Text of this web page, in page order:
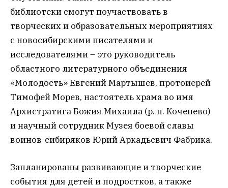
библиотеки смогут поучаствовать в
творческих и образовательных мероприятиях
с новосибирскими писателями и
исследователями – это руководитель
областного литературного объединения
«Молодость» Евгений Мартышев, протоиерей
Тимофей Морев, настоятель храма во имя
Архистратига Божия Михаила (р. п. Коченево)
и научный сотрудник Музея боевой славы
воинов-сибиряков Юрий Аркадьевич Фабрика.
Запланированы развивающие и творческие
события для детей и подростков, а также